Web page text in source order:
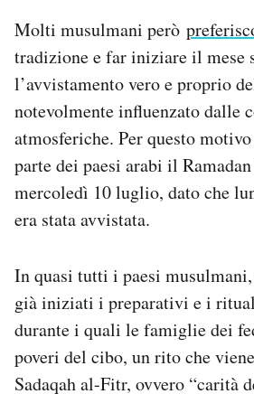
Molti musulmani però
tradizione e far iniziare il mese
l’avvistamento vero e proprio
notevolmente influenzato dalle
atmosferiche. Per questo
parte dei paesi arabi il
mercoledì 10 luglio, dato che
era stata avvistata.
In quasi tutti i paesi
già iniziati i preparativi e i
durante i quali le famiglie dei
poveri del cibo, un rito che
Sadaqah al-Fitr, ovvero “carità